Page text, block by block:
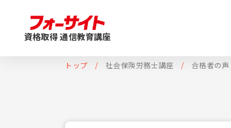
資格取得 通信教育講座
トップ 社会保険労務士講座 合格者の声